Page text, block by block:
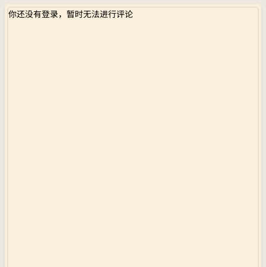
你还没有登录，暂时无法进行评论